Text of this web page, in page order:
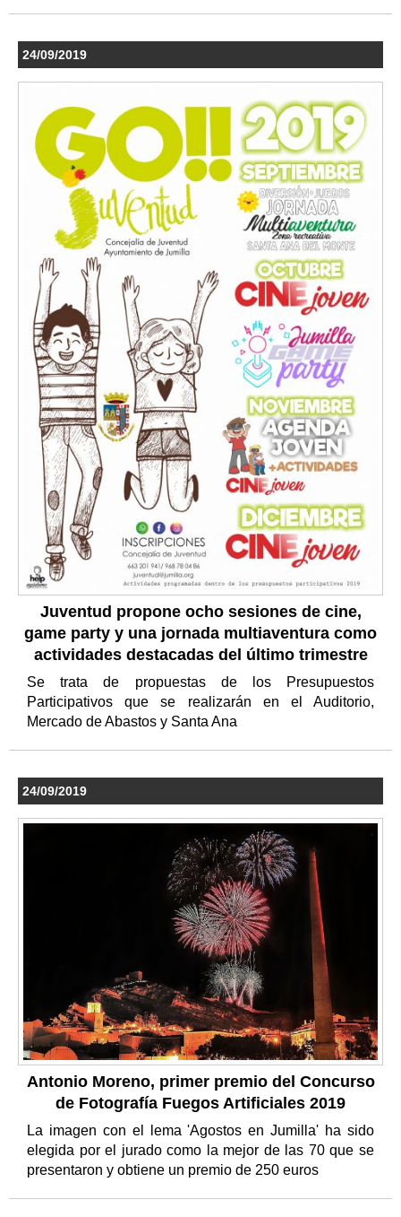
24/09/2019
Juventud propone ocho sesiones de cine,
game party y una jornada multiaventura como
actividades destacadas del último trimestre
Se trata de propuestas de los Presupuestos
Participativos que se realizarán en el Auditorio,
Mercado de Abastos y Santa Ana
24/09/2019
Antonio Moreno, primer premio del Concurso
de Fotografía Fuegos Artificiales 2019
La imagen con el lema 'Agostos en Jumilla' ha sido
elegida por el jurado como la mejor de las 70 que se
presentaron y obtiene un premio de 250 euros